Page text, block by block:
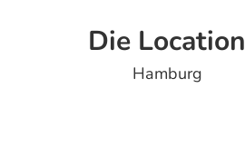
Die Location
Hamburg